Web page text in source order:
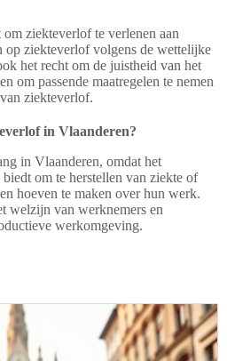
ziekteverlof te verlenen aan
op ziekteverlof volgens de wettelijke
het recht om de juistheid van het
om passende maatregelen te nemen
ziekteverlof.
in Vlaanderen?
in Vlaanderen, omdat het
om te herstellen van ziekte of
hoeven te maken over hun werk.
welzijn van werknemers en
werkomgeving.